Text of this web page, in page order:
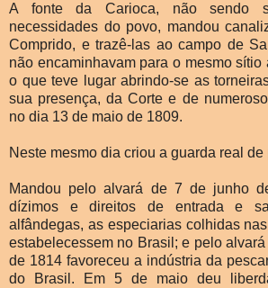
A fonte da Carioca, não sendo
necessidades do povo, mandou
Comprido, e trazê-las ao campo de
não encaminhavam para o mesmo sítio
o que teve lugar abrindo-se as
sua presença, da Corte e de
no dia 13 de maio de 1809.
Neste mesmo dia criou a guarda real de
Mandou pelo alvará de 7 de junho
dízimos e direitos de entrada e
alfândegas, as especiarias colhidas
estabelecessem no Brasil; e pelo
de 1814 favoreceu a indústria da
do Brasil. Em 5 de maio deu